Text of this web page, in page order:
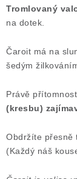
Výkup minerálů
Formulář pro
Tromlovaný
na dotek.
Čaroit má na
šedým
Právě
(kresbu)
Obdržíte přesně
(Každý náš